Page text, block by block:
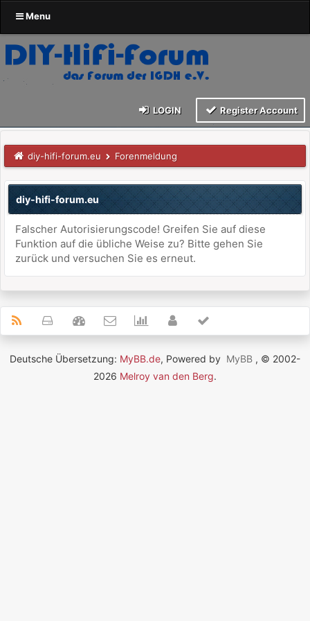
Menu
LOGIN Register Account
diy-hifi-forum.eu Forenmeldung
diy-hifi-forum.eu
Falscher Autorisierungscode! Greifen Sie auf diese
Funktion auf die übliche Weise zu? Bitte gehen Sie
zurück und versuchen Sie es erneut.
Deutsche Übersetzung: MyBB.de, Powered by MyBB , © 2002-
2026 Melroy van den Berg.